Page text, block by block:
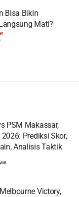
Bisa Bikin
Mati?
PSM Makassar,
Prediksi Skor,
Analisis Taktik
Victory,